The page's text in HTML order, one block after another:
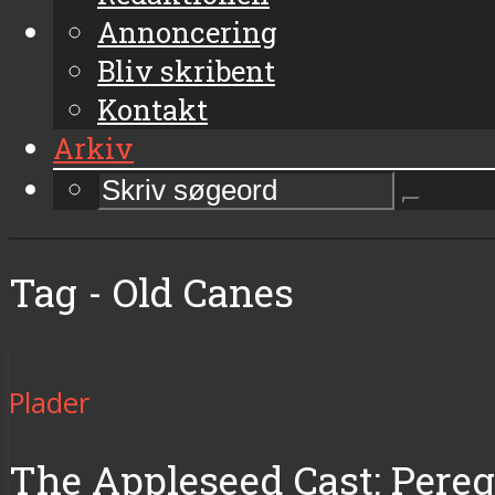
Annoncering
Bliv skribent
Kontakt
Arkiv
Tag - Old Canes
Plader
The Appleseed Cast: